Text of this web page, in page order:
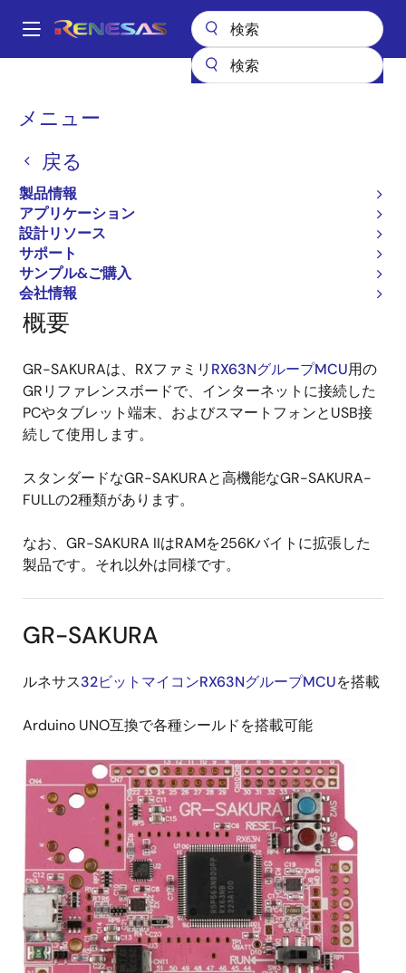
ン
Main
メニュー
戻る
製品情報
アプリケーション
設計リソース
サポート
サンプル&ご購入
会社情報
パ
く
ず
ガジェットルネサス
ガジェットルネサス
GR-SAKURA
ページセクションへ移動：
概要
GR-SAKURAは、RXファミリ RX63NグループMCU用の
GRリファレンスボードで、インターネットに接続した
PCやタブレット端末、およびスマートフォンとUSB接
続して使用します。
スタンダードなGR-SAKURAと高機能なGR-SAKURA-
FULLの2種類があります。
なお、GR-SAKURA IIはRAMを256Kバイトに拡張した
製品です。それ以外は同様です。
GR-SAKURA
ルネサス32ビットマイコンRX63NグループMCUを搭載
Arduino UNO互換で各種シールドを搭載可能